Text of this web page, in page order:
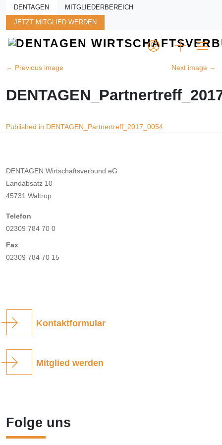
Skip to main content
DENTAGEN MITGLIEDERBEREICH
JETZT MITGLIED WERDEN
← Previous image Next image →
Beitragsnavigation
Published in DENTAGEN_Partnertreff_2017_0054
DENTAGEN Wirtschaftsverbund eG
Landabsatz 10
45731 Waltrop
Telefon
02309 784 70 0
Fax
02309 784 70 15
Kontaktformular
Mitglied werden
Folge uns